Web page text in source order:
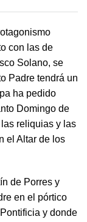
con las de
Solano, se
Padre tendrá un
ha pedido
Domingo de
reliquias y las
el Altar de los
de Porres y
en el pórtico
y donde